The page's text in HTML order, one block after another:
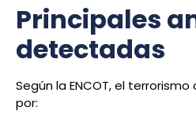
Principales
detectadas
Según la ENCOT, el
por: